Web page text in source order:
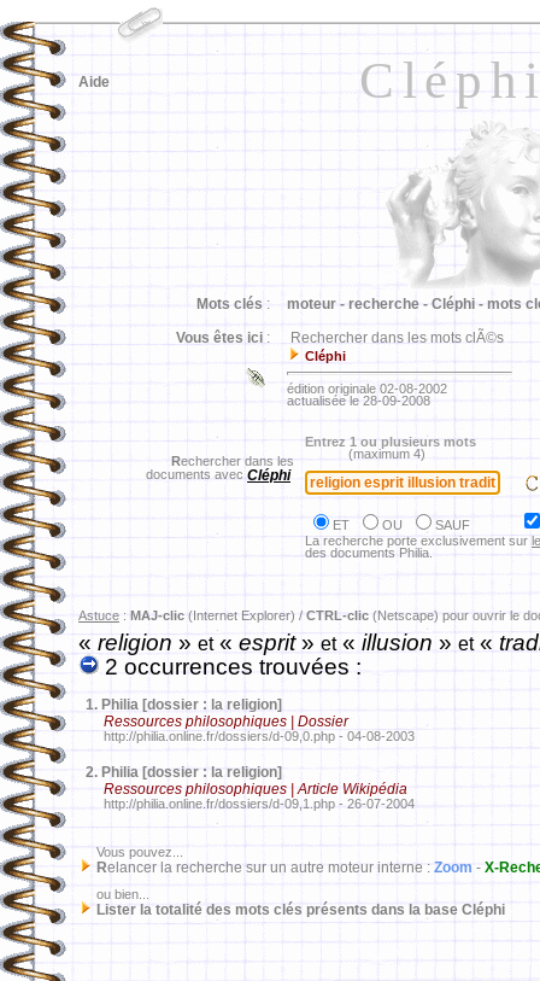
Aide
Mots clés : moteur - recherche - Cléphi - mots
Vous êtes ici : Rechercher dans les mots clÃ©s
Cléphi
édition originale 02-08-2002
actualisée le 28-09-2008
Rechercher dans les
documents avec Cléphi
Entrez 1 ou plusieurs mots
(maximum 4)
ET OU
SAUF
La recherche porte exclusivement sur
des documents Philia.
Astuce : MAJ-clic (Internet Explorer) / CTRL-clic (Netscape) pour ouvrir le
«religion» et« esprit» et« illusion » et«
2 occurrences trouvées :
1. Philia [dossier : la religion]
Ressources philosophiques | Dossier
http://philia.online.fr/dossiers/d-09,0.php - 04-08-2003
2. Philia [dossier : la religion]
Ressources philosophiques | Article Wikipédia
http://philia.online.fr/dossiers/d-09,1.php - 26-07-2004
Vous pouvez...
Relancer la recherche sur un autre moteur interne : Zoom - X-
ou bien...
Lister la totalité des mots clés présents dans la base Cléphi